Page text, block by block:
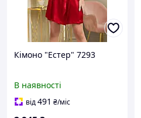
Кімоно "Естер" 7293
В наявності
від491 ₴/міс